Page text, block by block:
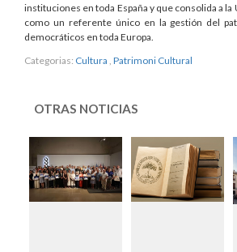
instituciones en toda España y que consolida a
como un referente único en la gestión del
democráticos en toda Europa.
Categorias: Cultura Patrimoni Cultural
OTRAS NOTICIAS